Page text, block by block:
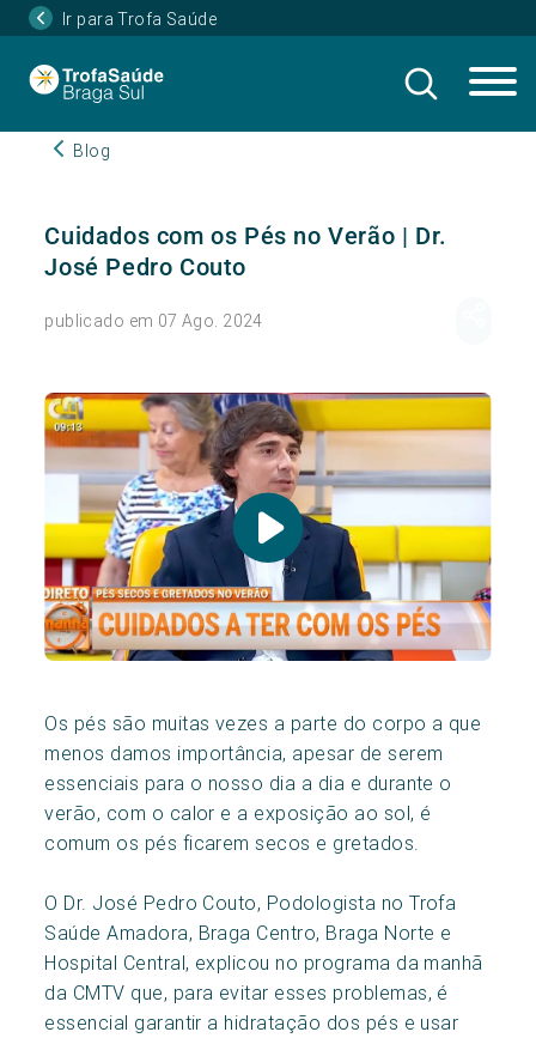
Ir para Trofa Saúde
Blog
Cuidados com os Pés no Verão | Dr.
José Pedro Couto
publicado em 07 Ago. 2024
Os pés são muitas vezes a parte do corpo a que
menos damos importância, apesar de serem
essenciais para o nosso dia a dia e durante o
verão, com o calor e a exposição ao sol, é
comum os pés ficarem secos e gretados.
O Dr. José Pedro Couto, Podologista no Trofa
Saúde Amadora, Braga Centro, Braga Norte e
Hospital Central, explicou no programa da manhã
da CMTV que, para evitar esses problemas, é
essencial garantir a hidratação dos pés e usar